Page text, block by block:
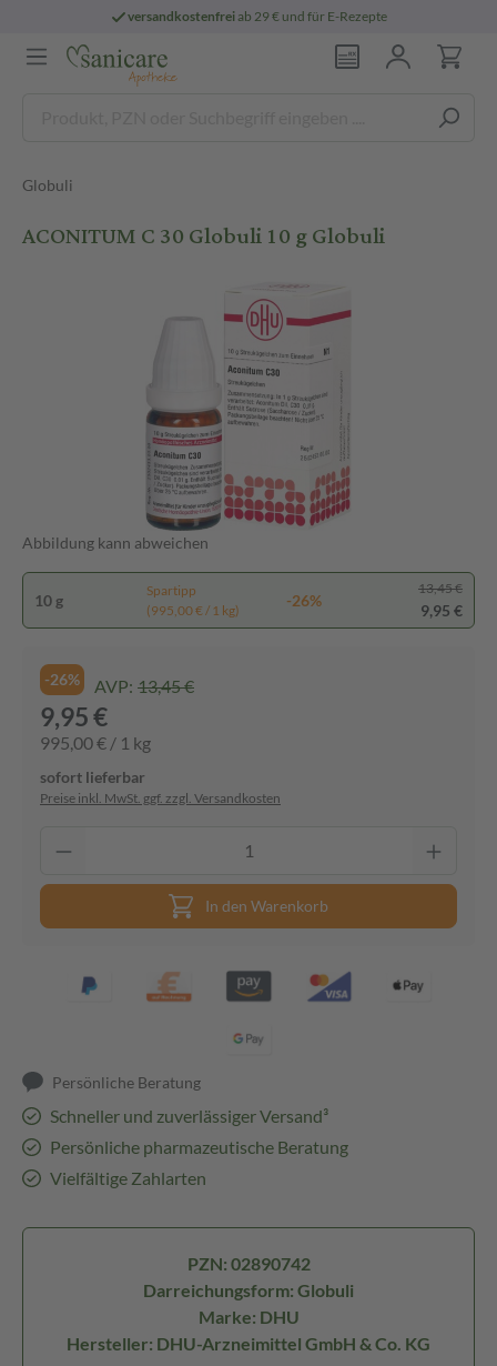
versandkostenfreiab 29 € und für E-Rezepte
Globuli
ACONITUM C 30 Globuli 10 g Globuli
Abbildung kann abweichen
10 g
Spartipp
(995,00 € / 1 kg)
-26%
13,45 €
9,95 €
-26% AVP: 13,45 €
9,95 €
995,00 € / 1 kg
sofort lieferbar
Preise inkl. MwSt. ggf. zzgl. Versandkosten
In den Warenkorb
Persönliche Beratung
Schneller und zuverlässiger Versand³
Persönliche pharmazeutische Beratung
Vielfältige Zahlarten
PZN: 02890742
Darreichungsform: Globuli
Marke: DHU
Hersteller: DHU-Arzneimittel GmbH & Co. KG